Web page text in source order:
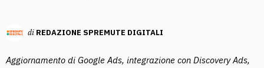
di REDAZIONE SPREMUTE DIGITALI
Aggiornamento di Google Ads, integrazione con Discovery Ads,